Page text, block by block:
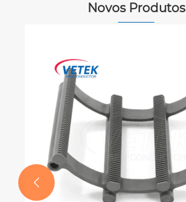
Novos Produtos
Veeco LED EP
Veja mais >>
